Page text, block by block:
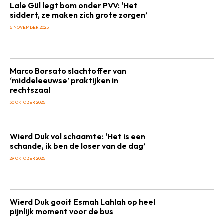
Lale Gül legt bom onder PVV: ‘Het
siddert, ze maken zich grote zorgen’
6 NOVEMBER 2025
Marco Borsato slachtoffer van
‘middeleeuwse’ praktijken in
rechtszaal
30 OKTOBER 2025
Wierd Duk vol schaamte: ‘Het is een
schande, ik ben de loser van de dag’
29 OKTOBER 2025
Wierd Duk gooit Esmah Lahlah op heel
pijnlijk moment voor de bus